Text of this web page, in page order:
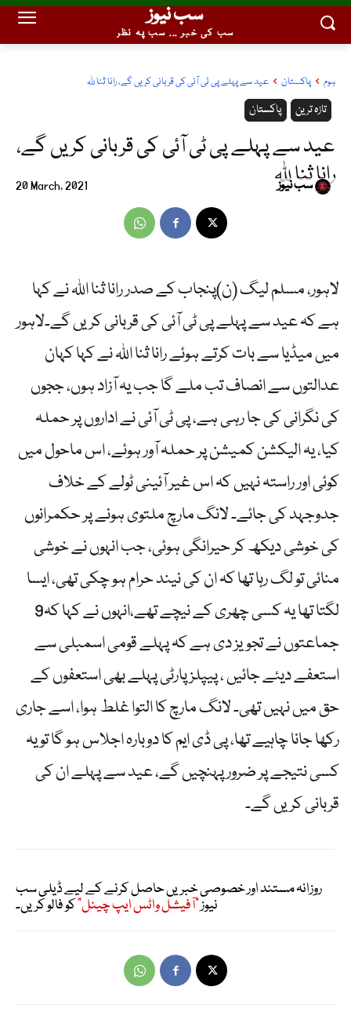
سب نیوز
سب کی خبر ... سب پہ نظر
ہوم پاکستان عید سے پہلے پی ٹی آئی کی قربانی کریں گے، رانا ثنا للہ
پاکستان تازہ ترین
عید سے پہلے پی ٹی آئی کی قربانی کریں گے،
رانا ثنا للہ
20 March, 2021 سب نیوز
لاہور، مسلم لیگ (ن)پنجاب کے صدر رانا ثنا اللہ نے کہا
ہے کہ عید سے پہلے پی ٹی آئی کی قربانی کریں گے۔لاہور
میں میڈیا سے بات کرتے ہوئے رانا ثنا اللہ نے کہا کہان
عدالتوں سے انصاف تب ملے گا جب یہ آزاد ہوں، ججوں
کی نگرانی کی جا رہی ہے، پی ٹی آئی نے اداروں پر حملہ
کیا، یہ الیکشن کمیشن پر حملہ آور ہوئے، اس ماحول میں
کوئی اور راستہ نہیں کہ اس غیر آئینی ٹولے کے خلاف
جدوجہد کی جائے۔ لانگ مارچ ملتوی ہونے پر حکمرانوں
کی خوشی دیکھ کر حیرانگی ہوئی، جب انہوں نے خوشی
منائی تو لگ رہا تھا کہ ان کی نیند حرام ہو چکی تھی، ایسا
لگتا تھا یہ کسی چھری کے نیچے تھے،انہوں نے کہا کہ9
جماعتوں نے تجویز دی ہے کہ پہلے قومی اسمبلی سے
استعفے دیئے جائیں ، پیپلز پارٹی پہلے بھی استعفوں کے
حق میں نہیں تھی۔ لانگ مارچ کا التوا غلط ہوا، اسے جاری
رکھا جانا چاہیے تھا، پی ڈی ایم کا دوبارہ اجلاس ہو گا تو یہ
کسی نتیجے پر ضرور پہنچیں گے، عید سے پہلے ان کی
قربانی کریں گے۔
روزانہ مستند اور خصوصی خبریں حاصل کرنے کے لیے ڈیلی سب
نیوز"آفیشل واٹس ایپ چینل"کو فالو کریں۔